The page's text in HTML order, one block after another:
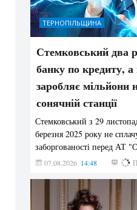
ТЕРНОПІЛЬЩИНА
Стемковський два
банку по кредиту,
заробляє мільйони
сонячній станції
Стемковський з 29
березня 2025 року не
заборгованості перед АТ
07.08.2026 14:48 216